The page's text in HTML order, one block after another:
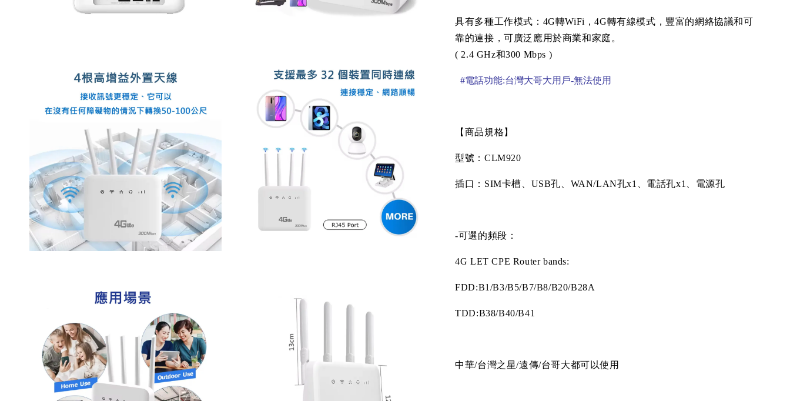
具有多種工作模式： 4G轉WiFi ，4G轉有線模式，豐富的網絡協議和可
靠的連接，可廣泛應用於商業和家庭。
( 2.4 GHz和300 Mbps )
#電話功能:台灣大哥大用戶-無法使用
【商品規格】
型號： CLM920
插口： SIM卡槽、 USB孔、 WAN/LAN孔x1 、電話孔x1 、電源孔
-可選的頻段：
4G LET CPE Router bands:
FDD:B1/B3/B5/B7/B8/B20/B28A
TDD:B38/B40/B41
中華/台灣之星/遠傳/台哥大都可以使用